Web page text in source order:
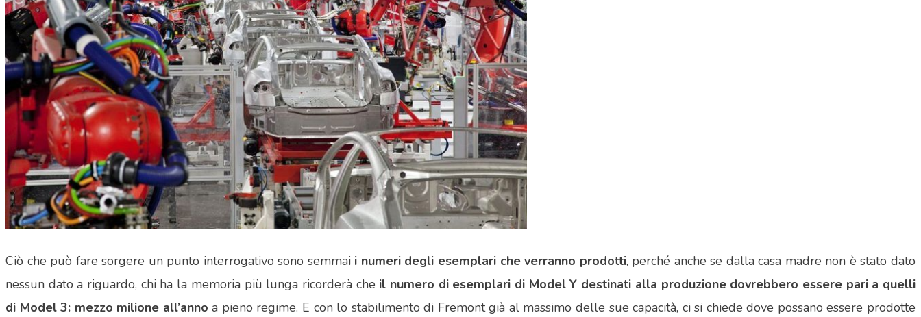
Ciò che può fare sorgere un punto interrogativo sono semmai i numeri degli esemplari che verranno prodotti, perché anche se dalla casa madre non è stato dato
nessun dato a riguardo, chi ha la memoria più lunga ricorderà che il numero di esemplari di Model Y destinati alla produzione dovrebbero essere pari a quelli
di Model 3: mezzo milione all’annoa pieno regime. E con lo stabilimento di Fremont già al massimo delle sue capacità, ci si chiede dove possano essere prodotte